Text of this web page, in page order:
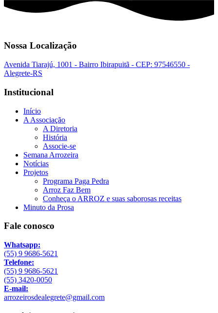
Nossa Localização
Avenida Tiarajú, 1001 - Bairro Ibirapuitã - CEP: 97546550 -
Alegrete-RS
Institucional
Início
A Associação
A Diretoria
História
Associe-se
Semana Arrozeira
Notícias
Projetos
Programa Paga Pedra
Arroz Faz Bem
Conheça o ARROZ e suas saborosas receitas
Minuto da Prosa
Fale conosco
Whatsapp:
(55) 9 9686-5621
Telefone:
(55) 9 9686-5621
(55) 3420-0050
E-mail:
arrozeirosdealegrete@gmail.com